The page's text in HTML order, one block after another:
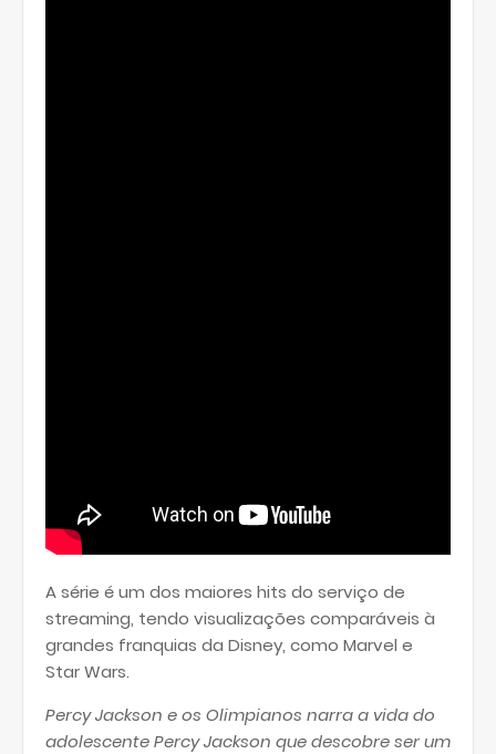
A série é um dos maiores hits do serviço de
streaming, tendo visualizações comparáveis à
grandes franquias da Disney, como Marvel e
Star Wars.
Percy Jackson e os Olimpianos narra a vida do
adolescente Percy Jackson que descobre ser um